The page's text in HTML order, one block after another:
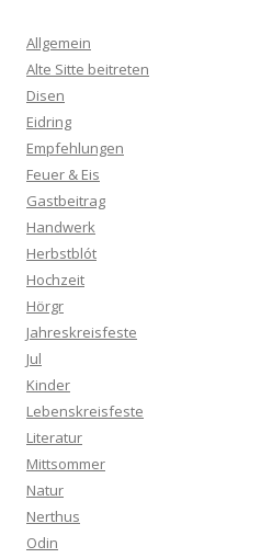
Allgemein
Alte Sitte beitreten
Disen
Eidring
Empfehlungen
Feuer & Eis
Gastbeitrag
Handwerk
Herbstblót
Hochzeit
Hörgr
Jahreskreisfeste
Jul
Kinder
Lebenskreisfeste
Literatur
Mittsommer
Natur
Nerthus
Odin